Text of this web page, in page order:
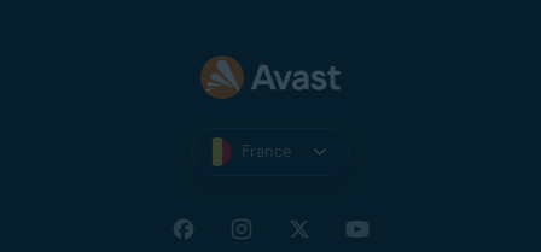
France